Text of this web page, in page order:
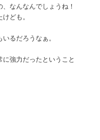
なんなんでしょうね！
ども。
るだろうなぁ。
強力だったということ